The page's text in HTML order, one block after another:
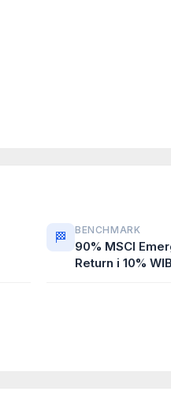
🏁 BENCHMARK
90% MSCI
Return i 10%